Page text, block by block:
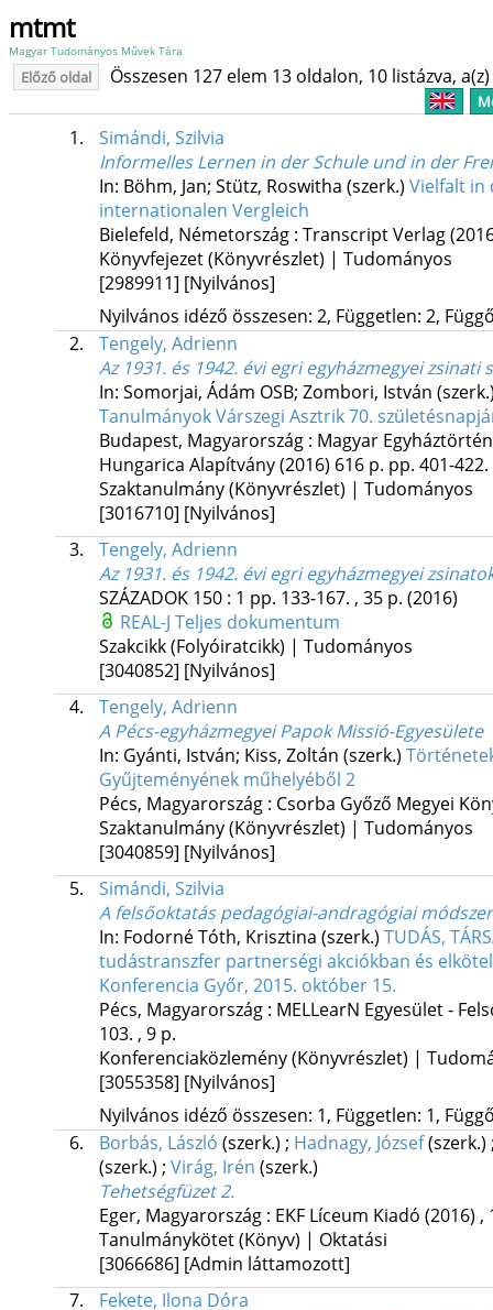
mtmt
Magyar Tudományos Művek Tára
Előző oldal Összesen 127 elem 13 oldalon, 10 listázva,
1.
Simándi, Szilvia
Informelles Lernen in der Schule und in der
In: Böhm, Jan; Stütz, Roswitha (szerk.) Vielfalt in
internationalen Vergleich
Bielefeld, Németország : Transcript Verlag
Könyvfejezet (Könyvrészlet) | Tudományos
[2989911] [Nyilvános]
Nyilvános idéző összesen: 2, Független: 2,
2.
Tengely, Adrienn
Az 1931. és 1942. évi egri egyházmegyei
In: Somorjai, Ádám OSB; Zombori, István
Tanulmányok Várszegi Asztrik 70.
Budapest, Magyarország : Magyar
Hungarica Alapítvány(2016) 616 p. pp. 401-422.
Szaktanulmány (Könyvrészlet) | Tudományos
[3016710] [Nyilvános]
3.
Tengely, Adrienn
Az 1931. és 1942. évi egri egyházmegyei
SZÁZADOK 150: 1 pp. 133-167. , 35 p. (2016)
REAL-J Teljes dokumentum
Szakcikk (Folyóiratcikk) | Tudományos
[3040852] [Nyilvános]
4.
Tengely, Adrienn
A Pécs-egyházmegyei Papok Missió-Egyesülete
In: Gyánti, István; Kiss, Zoltán (szerk.)
Gyűjteményének műhelyéből 2
Pécs, Magyarország : Csorba Győző Megyei
Szaktanulmány (Könyvrészlet) | Tudományos
[3040859] [Nyilvános]
5.
Simándi, Szilvia
A felsőoktatás pedagógiai-andragógiai
In: Fodorné Tóth, Krisztina (szerk.) TUDÁS,
tudástranszfer partnerségi akciókban és
Konferencia Győr, 2015. október 15.
Pécs, Magyarország : MELLearN Egyesület -
103. , 9 p.
Konferenciaközlemény (Könyvrészlet) |
[3055358] [Nyilvános]
Nyilvános idéző összesen: 1, Független: 1,
6.
Borbás, László (szerk.) ; Hadnagy, József(szerk.)
(szerk.) ; Virág, Irén (szerk.)
Tehetségfüzet 2.
Eger, Magyarország : EKF Líceum Kiadó (2016) ,
Tanulmánykötet (Könyv) | Oktatási
[3066686] [Admin láttamozott]
7.
Fekete, Ilona Dóra